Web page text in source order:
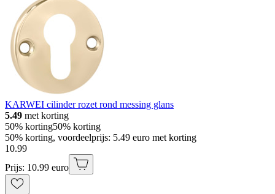
KARWEI cilinder rozet rond messing glans
5.49 met korting
50% korting50% korting
50% korting, voordeelprijs: 5.49 euro met korting
10.99
Prijs: 10.99 euro